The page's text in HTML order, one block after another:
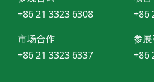
+86 21 3323 6308
+86
市场合作
+86 21 3323 6337
参
+86